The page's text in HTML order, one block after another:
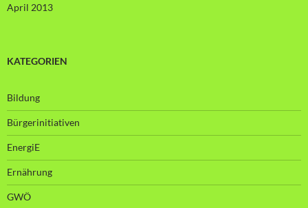
April 2013
KATEGORIEN
Bildung
Bürgerinitiativen
EnergiE
Ernährung
GWÖ